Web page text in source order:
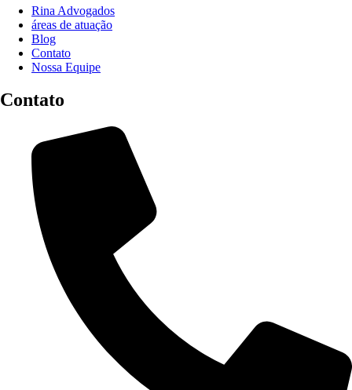
Rina Advogados
áreas de atuação
Blog
Contato
Nossa Equipe
Contato